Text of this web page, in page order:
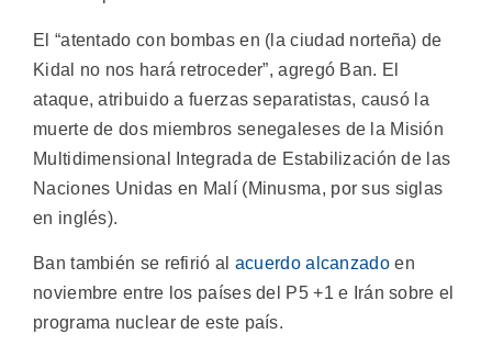
El “atentado con bombas en (la ciudad norteña) de
Kidal no nos hará retroceder”, agregó Ban. El
ataque, atribuido a fuerzas separatistas, causó la
muerte de dos miembros senegaleses de la Misión
Multidimensional Integrada de Estabilización de las
Naciones Unidas en Malí (Minusma, por sus siglas
en inglés).
Ban también se refirió al acuerdo alcanzadoen
noviembre entre los países del P5 +1 e Irán sobre el
programa nuclear de este país.